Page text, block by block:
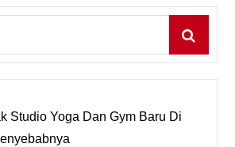
Studio Yoga Dan Gym Baru Di